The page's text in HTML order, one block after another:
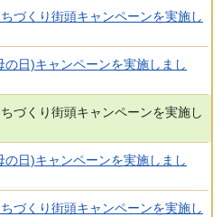
づくり街頭キャンペーンを実施し
日)キャンペーンを実施しまし
づくり街頭キャンペーンを実施し
日)キャンペーンを実施しまし
づくり街頭キャンペーンを実施し